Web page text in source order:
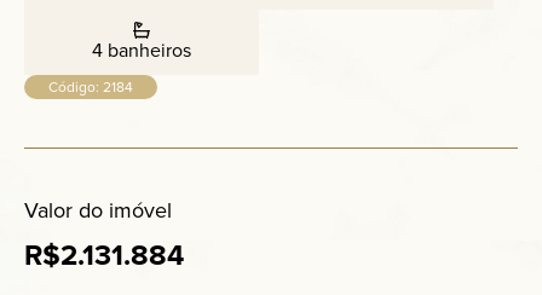
4 banheiros
Código: 2184
Valor do imóvel
R$2.131.884